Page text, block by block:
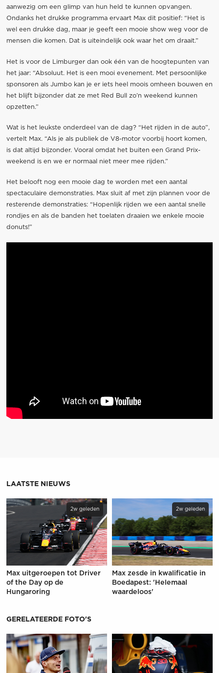
aanwezig om een glimp van hun held te kunnen opvangen.
Ondanks het drukke programma ervaart Max dit positief: “Het is
wel een drukke dag, maar je geeft een mooie show weg voor de
mensen die komen. Dat is uiteindelijk ook waar het om draait.”
Het is voor de Limburger dan ook één van de hoogtepunten van
het jaar: “Absoluut. Het is een mooi evenement. Met persoonlijke
sponsoren als Jumbo kan je er iets heel moois omheen bouwen en
het blijft bijzonder dat ze met Red Bull zo’n weekend kunnen
opzetten.”
Wat is het leukste onderdeel van de dag? “Het rijden in de auto”,
vertelt Max. “Als je als publiek de V8-motor voorbij hoort komen,
is dat altijd bijzonder. Vooral omdat het buiten een Grand Prix-
weekend is en we er normaal niet meer mee rijden.”
Het belooft nog een mooie dag te worden met een aantal
spectaculaire demonstraties. Max sluit af met zijn plannen voor de
resterende demonstraties: “Hopenlijk rijden we een aantal snelle
rondjes en als de banden het toelaten draaien we enkele mooie
donuts!”
LAATSTE NIEUWS
2w geleden
Max uitgeroepen tot Driver
of the Day op de
Hungaroring
2w geleden
Max zesde in kwalificatie in
Boedapest: 'Helemaal
waardeloos'
GERELATEERDE FOTO'S